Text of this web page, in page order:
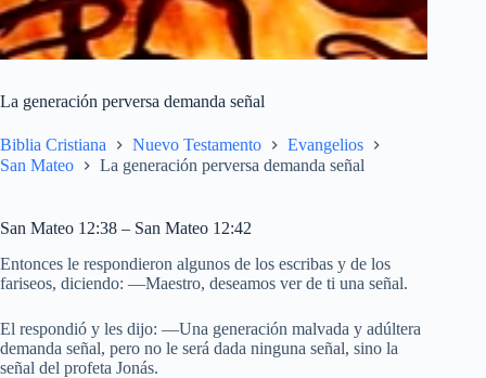
La generación perversa demanda señal
Biblia Cristiana Nuevo Testamento
Evangelios
San Mateo
La generación perversa demanda señal
San Mateo 12:38 – San Mateo 12:42
Entonces le respondieron algunos de los escribas y de los
fariseos, diciendo: —Maestro, deseamos ver de ti una señal.
El respondió y les dijo: —Una generación malvada y adúltera
demanda señal, pero no le será dada ninguna señal, sino la
señal del profeta Jonás.